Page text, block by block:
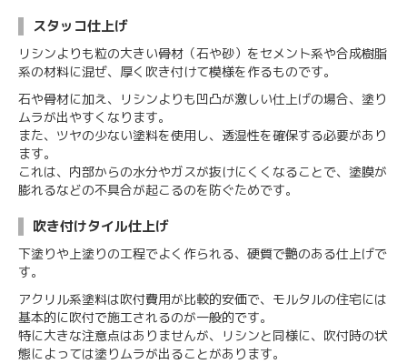
スタッコ仕上げ
リシンよりも粒の大きい骨材（石や砂）をセメント系や合成樹脂
系の材料に混ぜ、厚く吹き付けて模様を作るものです。
石や骨材に加え、リシンよりも凹凸が激しい仕上げの場合、塗り
ムラが出やすくなります。
また、ツヤの少ない塗料を使用し、透湿性を確保する必要があり
ます。
これは、内部からの水分やガスが抜けにくくなることで、塗膜が
膨れるなどの不具合が起こるのを防ぐためです。
吹き付けタイル仕上げ
下塗りや上塗りの工程でよく作られる、硬質で艶のある仕上げで
す。
アクリル系塗料は吹付費用が比較的安価で、モルタルの住宅には
基本的に吹付で施工されるのが一般的です。
特に大きな注意点はありませんが、リシンと同様に、吹付時の状
態によっては塗りムラが出ることがあります。